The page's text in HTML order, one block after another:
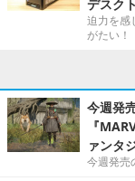
デスク
迫力を感
がたい！
今週発
『
ァンタ
今週発売